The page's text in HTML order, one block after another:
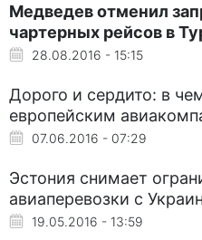
Медведев отменил
чартерных рейсов в
28.08.2016 - 15:15
Дорого и сердито: в
европейским
07.06.2016 - 07:29
Эстония снимает
авиаперевозки с
19.05.2016 - 13:59